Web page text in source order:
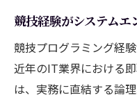
競技プログラミン
とは
システムエン
的力
競技経験がシステム
競技プログラミング経
近年のIT業界における
は、実務に直結する論